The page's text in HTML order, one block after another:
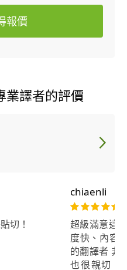
報價
業譯者的評價
切！
chiaenli
超級滿意這
度快、內容
的翻譯者 非
也很親切。